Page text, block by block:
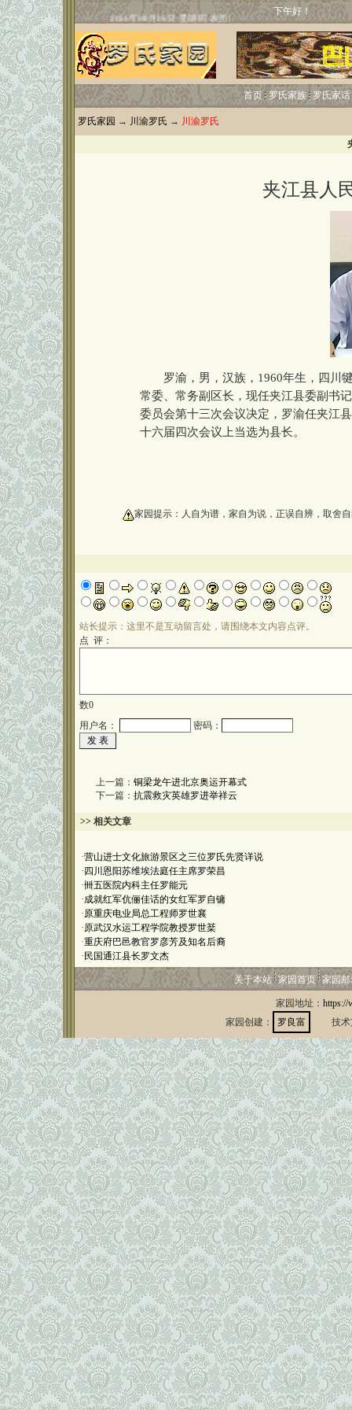
下午好！
首页 罗氏家族 罗氏家话
罗氏家园 → 川渝罗氏 → 川渝罗氏
夹江县人
罗渝，男，汉族，1960年生，四川犍
常委、常务副区长，现任夹江县委副书
委员会第十三次会议决定，罗渝任夹江
十六届四次会议上当选为县长。
家园提示：人自为谱，家自为说，正误自辨，取舍
站长提示：这里不是互动留言处，请围绕本文内容点评。
点 评：
数0
用户名：
密码：
上一篇： 铜梁龙午进北京奥运开幕式
下一篇： 抗震救灾英雄罗进举祥云
>> 相关文章
·营山进士文化旅游景区之三位罗氏先贤详说
· 四川恩阳苏维埃法庭任主席罗荣昌
·卌五医院内科主任罗能元
·成就红军伉俪佳话的女红军罗自镛
·原重庆电业局总工程师罗世襄
·原武汉水运工程学院教授罗世棻
·重庆府巴邑教官罗彦芳及知名后裔
· 民国通江县长罗文杰
关于本站 家园首页 家园
家园地址： https://
家园创建：
罗良富 技术